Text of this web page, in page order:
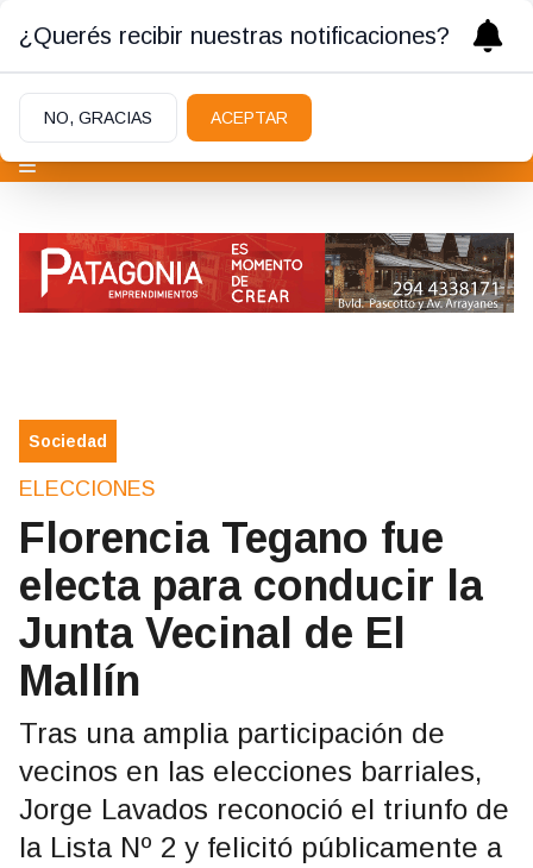
Sociedad
ELECCIONES
Florencia Tegano fue
electa para conducir la
Junta Vecinal de El
Mallín
Tras una amplia participación de
vecinos en las elecciones barriales,
Jorge Lavados reconoció el triunfo de
la Lista Nº 2 y felicitó públicamente a
¿Querés recibir nuestras notificaciones?
NO, GRACIAS ACEPTAR